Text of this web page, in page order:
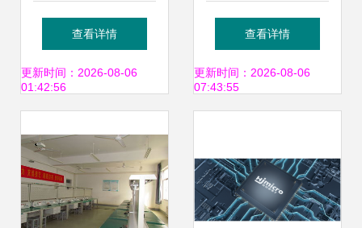
过IATF16949:2016
认证 新起点、新征
查看详情
更新时间：2026-08-06
01:42:56
作技能竞赛圆满结
束 创新与技术开发
查看详情
更新时间：2026-08-06
07:43:55